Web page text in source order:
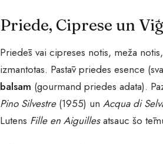
Priede, Ciprese un
Priedēs vai cipreses notis, meža
izmantotas. Pastāv priedes esence
balsam (gourmand priedes adata).
Pino Silvestre(1955) un Acqua di
Lutens Fille en Aiguillesatsauc šo